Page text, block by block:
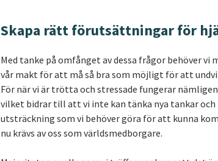
Skapa rätt förutsättningar för
Med tanke på omfånget av dessa frågor behöver
vår makt för att må så bra som möjligt för att
För när vi är trötta och stressade fungerar
vilket bidrar till att vi inte kan tänka nya tankar
utsträckning som vi behöver göra för att kunna
nu krävs av oss som världsmedborgare.